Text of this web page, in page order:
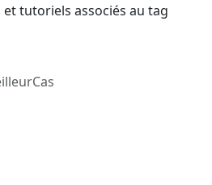
tutoriels associés au tag